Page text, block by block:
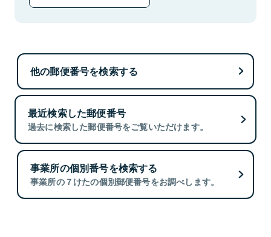
他の郵便番号を検索する
最近検索した郵便番号
過去に検索した郵便番号をご覧いただけます。
事業所の個別番号を検索する
事業所の７けたの個別郵便番号をお調べします。